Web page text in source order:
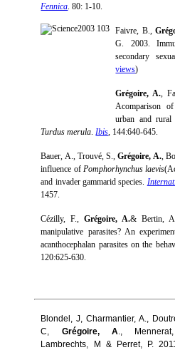
Fennica. 80: 1-10.
Faivre, B.,
G. 2003.
secondary
views)
Grégoire, A.,
Acomparison
urban and rural
Turdus merula.Ibis, 144:640-645.
Bauer, A., Trouvé, S.,Grégoire, A.,
influence of Pomphorhynchus laevis
and invader gammarid species.
1457.
Cézilly, F.,Grégoire, A.& Bertin,
manipulative parasites? An
acanthocephalan parasites on the
120:625-630.
Blondel, J, Charmantier, A.,
C, Grégoire, A.,
Lambrechts, M & Perret, P.